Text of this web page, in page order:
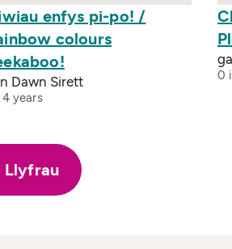
enfys pi-po! /
colours
Dawn Sirett
years
0
Llyfrau